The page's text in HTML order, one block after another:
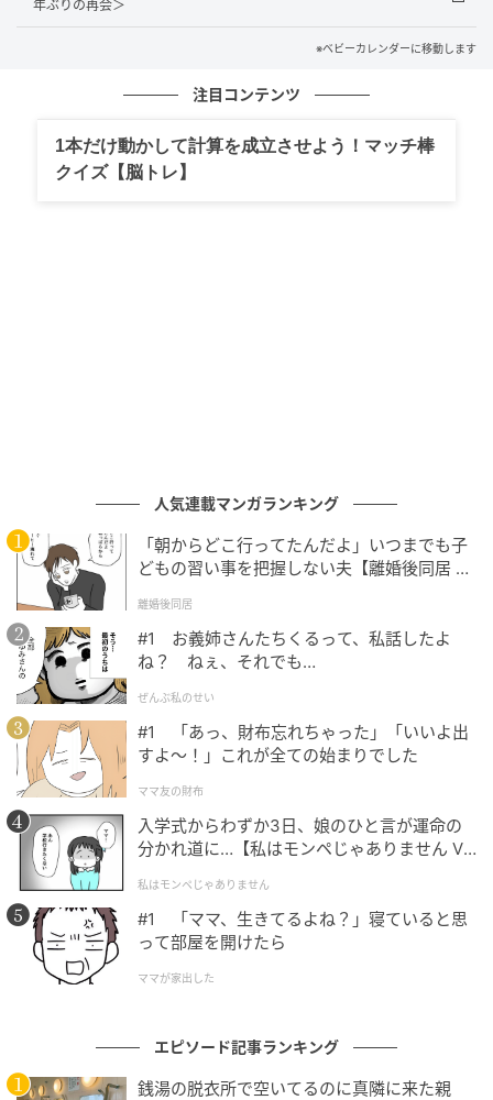
のです。私がネイルをしていないことについて、彼か
ら「結婚したらすぐ美意識なくなりそうだよね」「爪
もあります。
彼なりの考えやこだわりだったのかもしれませんが、
私は彼から指摘されるたびに、少しずつ息苦しさを覚
うに「せっかく化粧のこととかいろいろ教えてあげた
のに」と言い、そのうえ「きみの誕生日が近かったか
ら、本当は節約したかったけどプレゼントも用意した
のに」と不満を口にしたのです。
その言葉を聞いたとき、私の気持ちはさらに冷めてし
まい、未練はまったく残りませんでした。
この別れを通して、自分には気持ちの切り替えが上手
で、相手にきつく当たらない人が合っているのだと気
づきました。
今の夫は彼とは正反対で、一緒にいて気持ちがラクな
人です。あのときの経験があったからこそ、自分に合
う相手を見つめ直せたのだと思っています。
著者：伊東理恵子／30代女性・2018年生まれ、2025
年生まれの姉妹と夫との4人暮らし。育休や仕事復帰を
ルの記事をはじめ、美容にも関心が高く、美容記事も
執筆中。
年ぶりの再会＞
※ベビーカレンダーに移動します
注目コンテンツ
1本だけ動かして計算を成立させよう！マッチ棒
クイズ【脳トレ】
人気連載マンガランキング
「朝からどこ行ってたんだよ」いつまでも子
どもの習い事を把握しない夫【離婚後同居 Vo
離婚後同居
#1 お義姉さんたちくるって、私話したよ
ね？ ねぇ、それでも…
ぜんぶ私のせい
#1 「あっ、財布忘れちゃった」「いいよ出
すよ〜！」これが全ての始まりでした
ママ友の財布
入学式からわずか3日、娘のひと言が運命の
分かれ道に…【私はモンペじゃありません Vo
私はモンペじゃありません
#1 「ママ、生きてるよね？」寝ていると思
って部屋を開けたら
ママが家出した
エピソード記事ランキング
銭湯の脱衣所で空いてるのに真隣に来た親